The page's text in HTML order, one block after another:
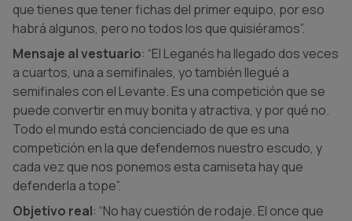
que tienes que tener fichas del primer equipo, por eso
habrá algunos, pero no todos los que quisiéramos”.
Mensaje al vestuario: “El Leganés ha llegado dos veces
a cuartos, una a semifinales, yo también llegué a
semifinales con el Levante. Es una competición que se
puede convertir en muy bonita y atractiva, y por qué no.
Todo el mundo está concienciado de que es una
competición en la que defendemos nuestro escudo, y
cada vez que nos ponemos esta camiseta hay que
defenderla a tope”.
Objetivo real: “No hay cuestión de rodaje. El once que